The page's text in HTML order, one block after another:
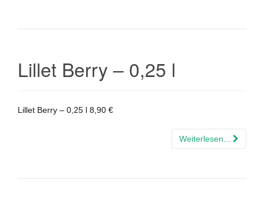
Lillet Berry – 0,25 l
Lillet Berry – 0,25 l 8,90 €
Weiterlesen...